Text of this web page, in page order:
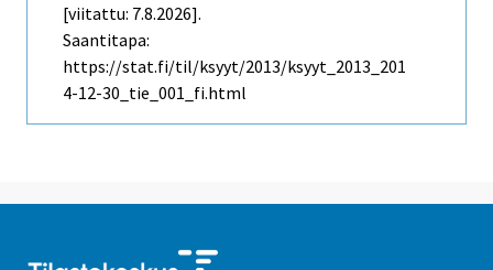
[viitattu: 7.8.2026].
Saantitapa:
https://stat.fi/til/ksyyt/2013/ksyyt_2013_201
4-12-30_tie_001_fi.html